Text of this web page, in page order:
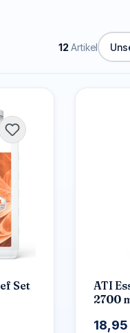
12Artikel
Set
ATI
2700